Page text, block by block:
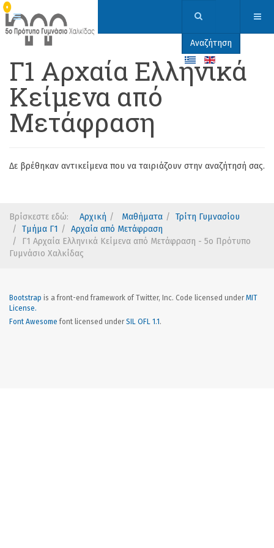
Αναζήτηση
Γ1 Αρχαία Ελληνικά
Κείμενα από
Μετάφραση
Δε βρέθηκαν αντικείμενα που να ταιριάζουν στην αναζήτησή σας.
Βρίσκεστε εδώ: Αρχική Μαθήματα
Τρίτη Γυμνασίου
Τμήμα Γ1
Αρχαία από Μετάφραση
Γ1 Αρχαία Ελληνικά Κείμενα από Μετάφραση - 5ο Πρότυπο
Γυμνάσιο Χαλκίδας
Bootstrap is a front-end framework of Twitter, Inc. Code licensed underMIT
License.
Font Awesome font licensed underSIL OFL 1.1 .